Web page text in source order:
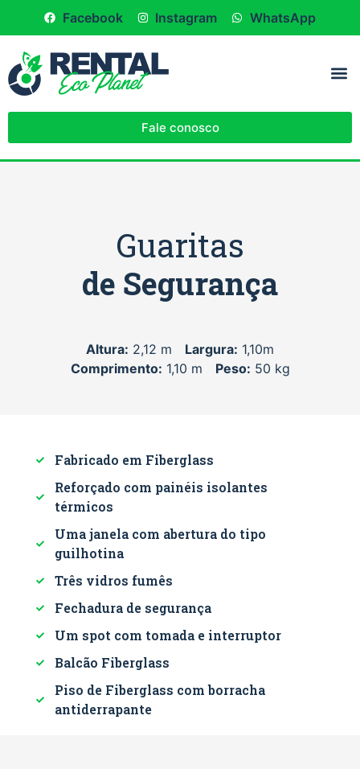
Facebook Instagram WhatsApp
Fale conosco
Guaritas
de Segurança
Altura: 2,12 m Largura: 1,10m
Comprimento: 1,10 m Peso: 50 kg
Fabricado em Fiberglass
Reforçado com painéis isolantes
térmicos
Uma janela com abertura do tipo
guilhotina
Três vidros fumês
Fechadura de segurança
Um spot com tomada e interruptor
Balcão Fiberglass
Piso de Fiberglass com borracha
antiderrapante